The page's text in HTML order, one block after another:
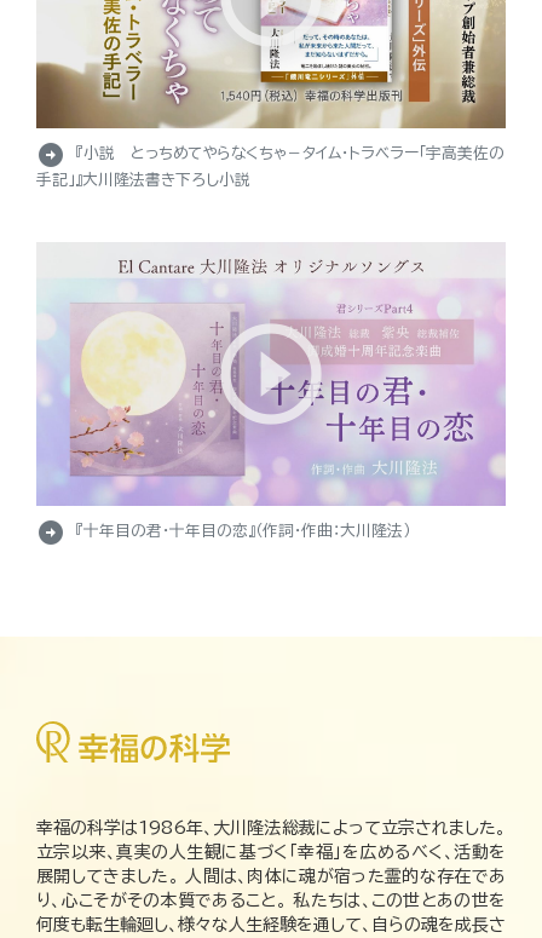
arrow_circle_right
『小説 とっちめてやらなくちゃ－タイム・トラベラー「宇高美佐の
手記」』大川隆法書き下ろし小説
arrow_circle_right 『十年目の君・十年目の恋』（作詞・作曲：大川隆法）
幸福の科学は1986年、大川隆法総裁によって立宗されました。
立宗以来、真実の人生観に基づく「幸福」を広めるべく、活動を
展開してきました。 人間は、肉体に魂が宿った霊的な存在であ
り、心こそがその本質であること。 私たちは、この世とあの世を
何度も転生輪廻し、様々な人生経験を通して、自らの魂を成長さ